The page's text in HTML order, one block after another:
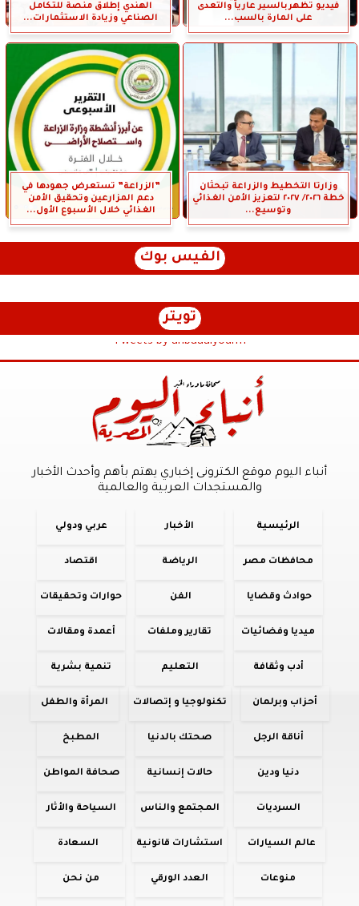
فيديو تظهربالسير عارياً والتعدى
على المارة بالسب...
الهندي إطلاق منصة للتكامل
الصناعي وزيادة الاستثمارات...
وزارتا التخطيط والزراعة تبحثان
خطة ٢٠٢٦/ ٢٠٢٧ لتعزيز الأمن الغذائي
وتوسيع...
”الزراعة” تستعرض جهودها في
دعم المزارعين وتحقيق الأمن
الغذائي خلال الأسبوع الأول...
الفيس بوك
تويتر
Tweets by anbaaalyoum1
أنباء اليوم موقع الكترونى إخباري يهتم بأهم وأحدث الأخبار
والمستجدات العربية والعالمية
الرئيسية الأخبار عربي ودولي
محافظات مصر الرياضة اقتصاد
حوادث وقضايا الفن حوارات وتحقيقات
ميديا وفضائيات تقارير وملفات أعمدة ومقالات
أدب وثقافة التعليم تنمية بشرية
أحزاب وبرلمان تكنولوجيا و إتصالات المرأة والطفل
أناقة الرجل صحتك بالدنيا المطبخ
دنيا ودين حالات إنسانية صحافة المواطن
السرديات المجتمع والناس السياحة والأثار
عالم السيارات استشارات قانونية السعادة
منوعات العدد الورقي من نحن